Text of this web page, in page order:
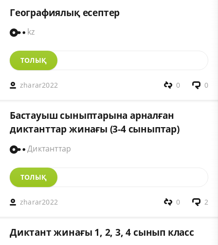
Географиялық есептер
kz
ТОЛЫҚ
zharar2022 0
0
Бастауыш сыныптарына арналған
диктанттар жинағы (3-4 сыныптар)
Диктанттар
ТОЛЫҚ
zharar2022 2
0
Диктант жинағы 1, 2, 3, 4 сынып класс